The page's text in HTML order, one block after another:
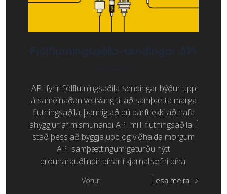
Fjölflutningsaðila-sendingar API
Ülari Kalamees
API fyrir fjölflutningsaðila-sendingar býður upp
á sameinaðan vettvang til að samþætta marga
flutningsaðila, þannig að þú þarft ekki að hafa
áhyggjur af mismunandi API milli flutningsaðila. Í
stað þess að byggja upp og viðhalda mörgum
API samþættingum geturðu nýtt
þróunarauðlindir þínar í kjarnahæfni þína.
Vörur Lesa meira →